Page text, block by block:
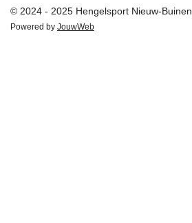
© 2024 - 2025 Hengelsport Nieuw-Buinen
Powered by JouwWeb